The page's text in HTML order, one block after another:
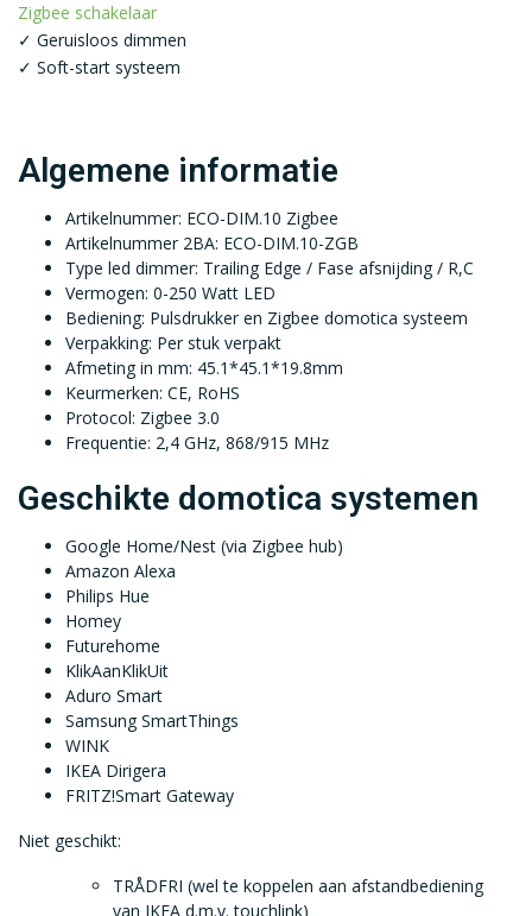
Zigbee schakelaar
✓ Geruisloos dimmen
✓ Soft-start systeem
Algemene informatie
Artikelnummer: ECO-DIM.10 Zigbee
Artikelnummer 2BA: ECO-DIM.10-ZGB
Type led dimmer: Trailing Edge / Fase afsnijding / R,C
Vermogen: 0-250 Watt LED
Bediening: Pulsdrukker en Zigbee domotica systeem
Verpakking: Per stuk verpakt
Afmeting in mm: 45.1*45.1*19.8mm
Keurmerken: CE, RoHS
Protocol: Zigbee 3.0
Frequentie: 2,4 GHz, 868/915 MHz
Geschikte domotica systemen
Google Home/Nest (via Zigbee hub)
Amazon Alexa
Philips Hue
Homey
Futurehome
KlikAanKlikUit
Aduro Smart
Samsung SmartThings
WINK
IKEA Dirigera
FRITZ!Smart Gateway
Niet geschikt:
TRÅDFRI (wel te koppelen aan afstandbediening
van IKEA d.m.v. touchlink)